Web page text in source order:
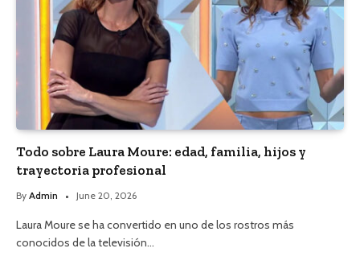
Todo sobre Laura Moure: edad, familia, hijos y
trayectoria profesional
By Admin June 20, 2026
Laura Moure se ha convertido en uno de los rostros más
conocidos de la televisión…